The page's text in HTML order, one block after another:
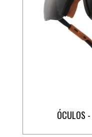
ÓCULOS